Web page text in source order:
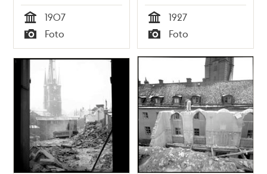
Tid
1907
Typ
Foto Tid
1927
Typ
Foto